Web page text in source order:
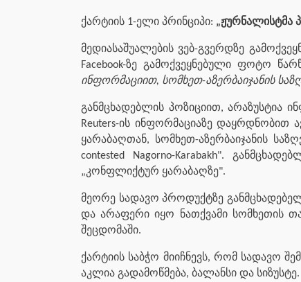
ქარტიის 1-ელი პრინციპი: „ჟურნალისტმა
მედიასაშუალების ვებ-გვერდზე
Facebook-ზე გამოქვეყნებული ფოტო
ინფორმაციით, სომხეთ-აზერბაიჯანის
განმცხადებლის პოზიციით, არაზუსტია
Reuters-ის ინფორმაციაზე
ყარაბაღთან, სომხეთ-აზერბაიჯანის
contested Nagorno-Karabakh".
„კონფლიქტურ ყარაბაღზე".
მეორე სადავო პროდუქტზე
და არაფერი იყო ნათქვამი სომხეთის
შეცდომაში.
ქარტიის საბჭო მიიჩნევს, რომ სადავო
აკლია გადამოწმება, ბალანსი და სიზუსტე.